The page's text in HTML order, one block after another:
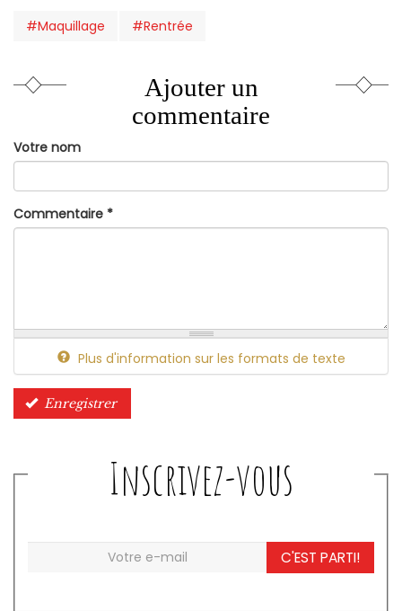
#Maquillage #Rentrée
Ajouter un
commentaire
Votre nom
Commentaire *
Plus d'information sur les formats de texte
Enregistrer
Inscrivez-vous
C'EST PARTI!